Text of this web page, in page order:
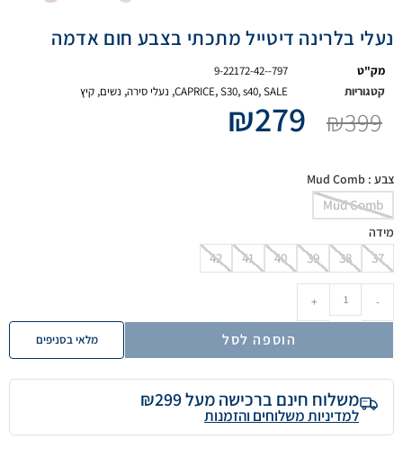
נעלי בלרינה דיטייל מתכתי בצבע חום אדמה
מק"ט
9-22172-42--797
קטגוריות
CAPRICE,S30,s40,SALE
, נעלי סירה, נשים, קיץ
₪399
₪279
צבע : Mud Comb
Mud Comb
מידה
37
38
39
40
41
42
-
+
הוספה לסל מלאי בסניפים
משלוח חינם ברכישה מעל ₪299
למדיניות משלוחים והזמנות